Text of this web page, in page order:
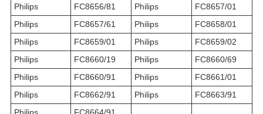
Philips
FC8656/81 Philips
FC8657/01
Philips
FC8657/61 Philips
FC8658/01
Philips
FC8659/01 Philips
FC8659/02
Philips
FC8660/19 Philips
FC8660/69
Philips
FC8660/91 Philips
FC8661/01
Philips
FC8662/91 Philips
FC8663/91